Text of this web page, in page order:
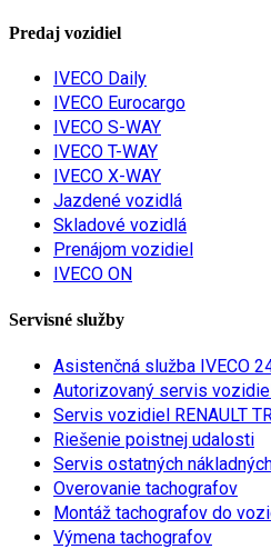
Predaj vozidiel
IVECO Daily
IVECO Eurocargo
IVECO S-WAY
IVECO T-WAY
IVECO X-WAY
Jazdené vozidlá
Skladové vozidlá
Prenájom vozidiel
IVECO ON
Servisné služby
Asistenčná služba IVECO
Autorizovaný servis
Servis vozidiel RENAULT
Riešenie poistnej udalosti
Servis ostatných
Overovanie tachografov
Montáž tachografov do
Výmena tachografov